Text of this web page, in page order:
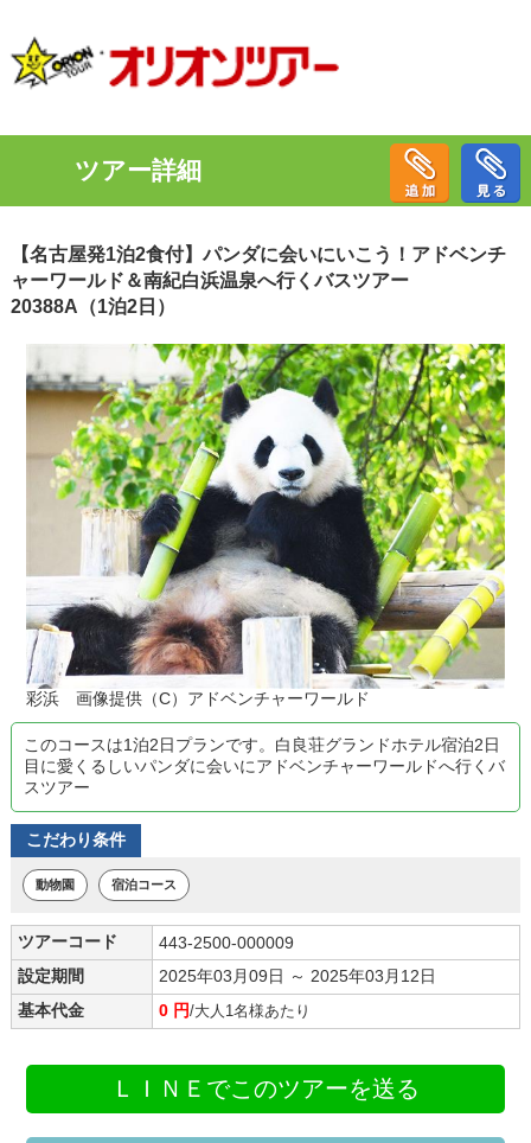
ツアー詳細
【名古屋発1泊2食付】パンダに会いにいこう！アドベンチ
ャーワールド＆南紀白浜温泉へ行くバスツアー
20388A（1泊2日）
彩浜 画像提供（C）アドベンチャーワールド
このコースは1泊2日プランです。白良荘グランドホテル宿泊2日
目に愛くるしいパンダに会いにアドベンチャーワールドへ行くバ
スツアー
こだわり条件
動物園 宿泊コース
ツアーコード
443-2500-000009
設定期間
2025年03月09日 ～ 2025年03月12日
基本代金
0 円/大人1名様あたり
ＬＩＮＥでこのツアーを送る